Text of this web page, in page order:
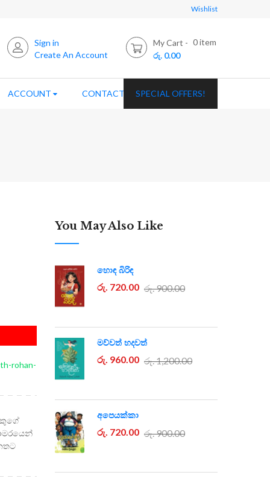
Wishlist
Sign in
Create An Account
My Cart 0item
රු. 0.00
ACCOUNT CONTACT USSPECIAL OFFERS!
rohan-
You May Also Like
හොඳ බිරිඳ
රු. 720.00 රු. 900.00
මව්වත් හදවත්
රු. 960.00 රු. 1,200.00
අපෙයක්කා
රු. 720.00 රු. 900.00